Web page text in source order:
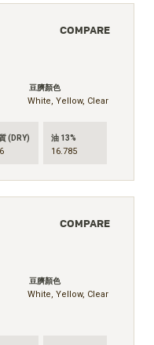
豆臍顏色
White, Yellow, Clear
(DRY) 油 13%
16.785
COMPARE
豆臍顏色
White, Yellow, Clear
COMPARE